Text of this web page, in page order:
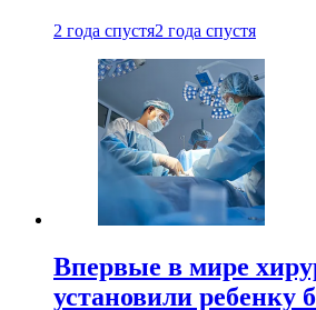
2 года спустя2 года спустя
Впервые в мире
установили ребенку